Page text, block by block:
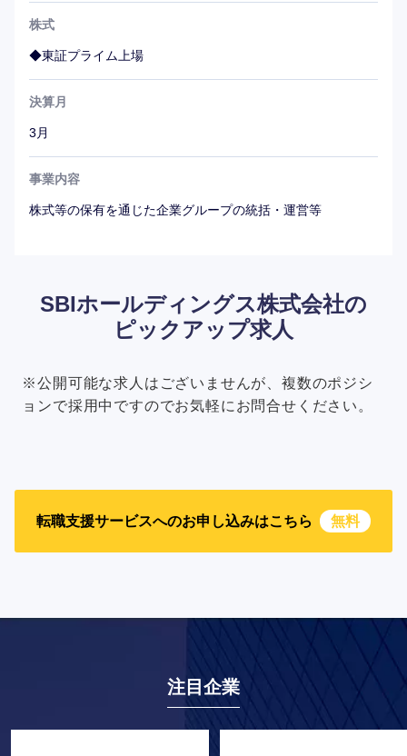
株式
◆東証プライム上場
決算月
3月
事業内容
株式等の保有を通じた企業グループの統括・運営等
SBIホールディングス株式会社の
ピックアップ求人
※公開可能な求人はございませんが、複数のポジシ
ョンで採用中ですのでお気軽にお問合せください。
転職支援サービスへのお申し込みはこちら 無料
注目企業